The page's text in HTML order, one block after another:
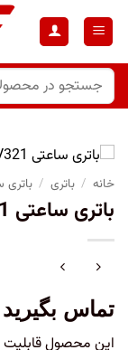
خانه / باتری /
باتری ساعتی V321 وارتا
تماس بگیرید
این محصول قابلیت